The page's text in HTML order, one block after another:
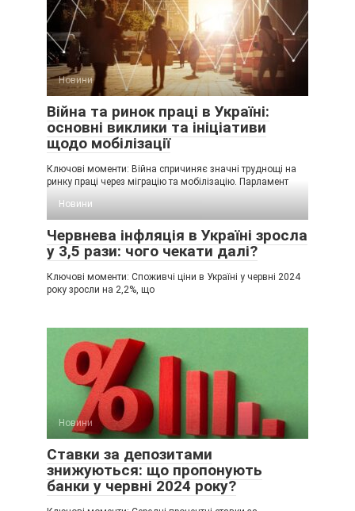
Новини
Війна та ринок праці в Україні:
основні виклики та ініціативи
щодо мобілізації
Ключові моменти: Війна спричиняє значні труднощі на
ринку праці через міграцію та мобілізацію. Парламент
Новини
Червнева інфляція в Україні зросла
у 3,5 рази: чого чекати далі?
Ключові моменти: Споживчі ціни в Україні у червні 2024
року зросли на 2,2%, що
Новини
Ставки за депозитами
знижуються: що пропонують
банки у червні 2024 року?